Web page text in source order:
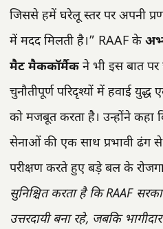
जिससे हमें घरेलू स्तर पर अपनी
में मदद मिलती है।” RAAF के
मैट मैककॉर्मैक ने भी इस बात पर
चुनौतीपूर्ण परिदृश्यों में हवाई
को मजबूत करता है। उन्होंने कहा
सेनाओं की एक साथ प्रभावी ढंग
परीक्षण करते हुए बड़े बल के
सुनिश्चित करता है कि RAAF
उत्तरदायी बना रहे, जबकि भागीदार